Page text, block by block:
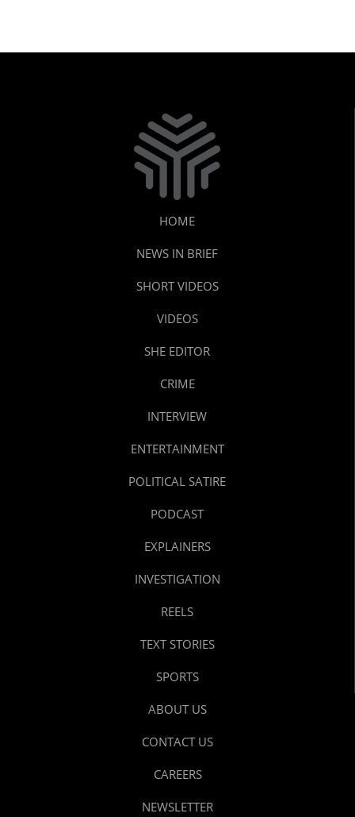
HOME
NEWS IN BRIEF
SHORT VIDEOS
VIDEOS
SHE EDITOR
CRIME
INTERVIEW
ENTERTAINMENT
POLITICAL SATIRE
PODCAST
EXPLAINERS
INVESTIGATION
REELS
TEXT STORIES
SPORTS
ABOUT US
CONTACT US
CAREERS
NEWSLETTER